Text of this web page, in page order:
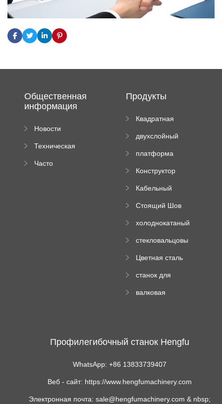
Общественная
информация
Новости
Техническая
Часто
Продукты
Квадратная
машина
двухслойный
пресс
платформа
роликового
Конструктор
трубы
Кабельный
формируя
Стоящий Шов
Машина
холоднокатаный
станок
стекловальцовы
Цветная сталь
машина
станок для
трапециевидных
валковая
Профилегибочный станок Hengfu
WhatsApp: +86 13833739407
Веб - сайт: https://www.hengfumachinery.com
Электронная почта: sale@hengfumachinery.com & nbsp;